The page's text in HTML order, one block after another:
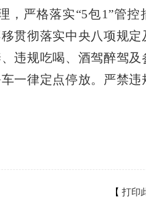
，严格落实“5包1”管
贯彻落实中央八项规定
违规吃喝、酒驾醉驾及
一律定点停放。严禁违
【 打印